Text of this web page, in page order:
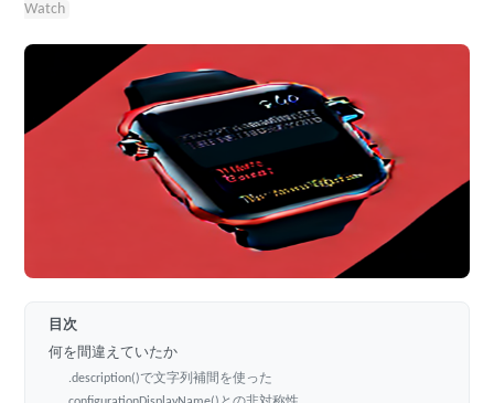
Watch
目次
何を間違えていたか
.description()で文字列補間を使った